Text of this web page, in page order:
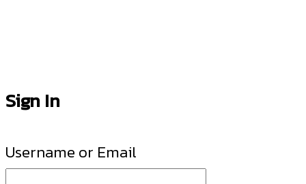
Sign In
Username or Email